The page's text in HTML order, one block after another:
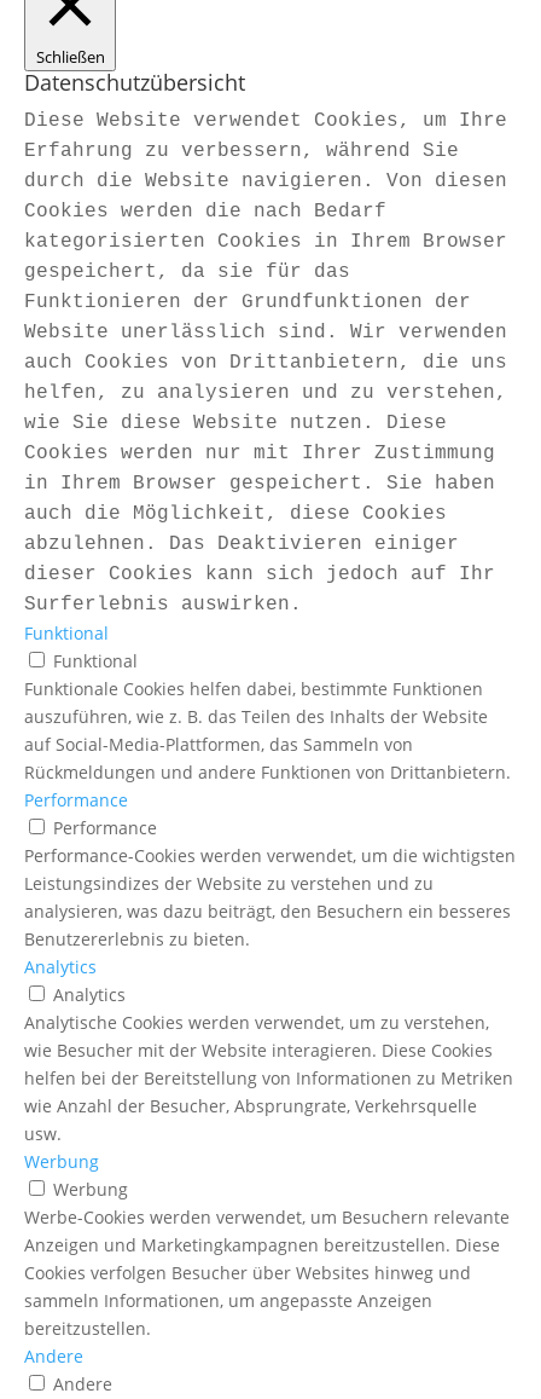
Schließen
Datenschutzübersicht
Diese Website verwendet Cookies, um Ihre
Erfahrung zu verbessern, während Sie
durch die Website navigieren. Von diesen
Cookies werden die nach Bedarf
kategorisierten Cookies in Ihrem Browser
gespeichert, da sie für das
Funktionieren der Grundfunktionen der
Website unerlässlich sind. Wir verwenden
auch Cookies von Drittanbietern, die uns
helfen, zu analysieren und zu verstehen,
wie Sie diese Website nutzen. Diese
Cookies werden nur mit Ihrer Zustimmung
in Ihrem Browser gespeichert. Sie haben
auch die Möglichkeit, diese Cookies
abzulehnen. Das Deaktivieren einiger
dieser Cookies kann sich jedoch auf Ihr
Surferlebnis auswirken.
Funktional
Funktional
Funktionale Cookies helfen dabei, bestimmte Funktionen
auszuführen, wie z. B. das Teilen des Inhalts der Website
auf Social-Media-Plattformen, das Sammeln von
Rückmeldungen und andere Funktionen von Drittanbietern.
Performance
Performance
Performance-Cookies werden verwendet, um die wichtigsten
Leistungsindizes der Website zu verstehen und zu
analysieren, was dazu beiträgt, den Besuchern ein besseres
Benutzererlebnis zu bieten.
Analytics
Analytics
Analytische Cookies werden verwendet, um zu verstehen,
wie Besucher mit der Website interagieren. Diese Cookies
helfen bei der Bereitstellung von Informationen zu Metriken
wie Anzahl der Besucher, Absprungrate, Verkehrsquelle
usw.
Werbung
Werbung
Werbe-Cookies werden verwendet, um Besuchern relevante
Anzeigen und Marketingkampagnen bereitzustellen. Diese
Cookies verfolgen Besucher über Websites hinweg und
sammeln Informationen, um angepasste Anzeigen
bereitzustellen.
Andere
Andere